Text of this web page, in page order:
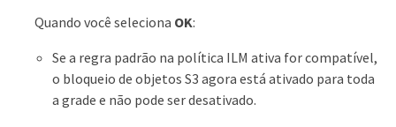
Quando você seleciona OK:
Se a regra padrão na política ILM ativa for compatível,
o bloqueio de objetos S3 agora está ativado para toda
a grade e não pode ser desativado.